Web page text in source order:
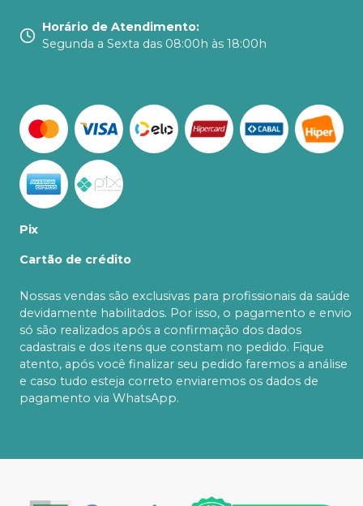
Horário de Atendimento:
Segunda a Sexta das 08:00h às 18:00h
Pix
Cartão de crédito
Nossas vendas são exclusivas para profissionais da saúde
devidamente habilitados. Por isso, o pagamento e envio
só são realizados após a confirmação dos dados
cadastrais e dos itens que constam no pedido. Fique
atento, após você finalizar seu pedido faremos a análise
e caso tudo esteja correto enviaremos os dados de
pagamento via WhatsApp.